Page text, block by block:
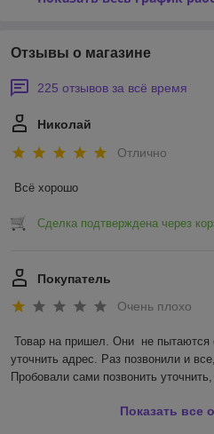
Отзывы о магазине
225 отзывов за всё время
Николай
Отлично
Всё хорошо
Сделка подтверждена через
Покупатель
Очень плохо
Товар на пришел. Они  не пытаются
уточнить адрес. Раз позвонили и
Пробовали сами позвонить
Показать все